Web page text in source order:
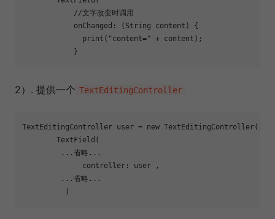
//文字改变时调用
            onChanged: (String content) {
              print(
"content="
+ content);
2）. 提供一个 TextEditingController
TextEditingController user = new TextEditingController();
        TextField(
         ...省略...
              controller: user ,
         ...省略...